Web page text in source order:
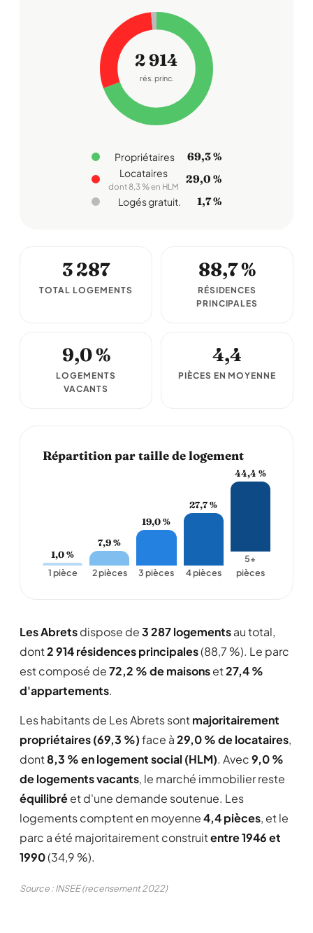
2 914
rés. princ.
Propriétaires 69,3 %
Locataires
dont 8,3 % en HLM
29,0 %
Logés gratuit. 1,7 %
3 287
TOTAL LOGEMENTS
88,7 %
RÉSIDENCES
PRINCIPALES
9,0 %
LOGEMENTS
VACANTS
4,4
PIÈCES EN MOYENNE
Répartition par taille de logement
1,0 %
1 pièce
7,9 %
2 pièces
19,0 %
3 pièces
27,7 %
4 pièces
44,4 %
5+
pièces
Les Abretsdispose de3 287 logementsau total,
dont2 914 résidences principales(88,7 %). Le parc
est composé de72,2 % de maisonset27,4 %
d'appartements.
Les habitants de Les Abrets sontmajoritairement
propriétaires (69,3 %)face à29,0 % de locataires,
dont8,3 % en logement social (HLM). Avec9,0 %
de logements vacants, le marché immobilier reste
équilibréet d'une demande soutenue. Les
logements comptent en moyenne4,4 pièces, et le
parc a été majoritairement construitentre 1946 et
1990(34,9 %).
Source : INSEE (recensement 2022)